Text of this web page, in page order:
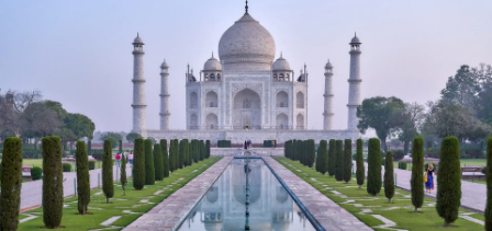
Zzp'ers internationaal onboarden en beheren
Ingewikkelde HR-taken eenvoudig uitbesteden
INFRASTRUCTUUR
Remote Embedded
HR naadloos in workflows integreren
Flexibele global HR en payroll solutions voor groeiende
bedrijven
Mid-market
Teams uitbreiden met HR solutions op maat
Betalingscalculator voor zzp'ers
Ontdek valuta-opties en betaalsnelheden voor
internationale zzp'ers
LEREN MET REMOTE
Onderzoek en gidsen
Casestudy's
Français
Deutsch
Español
Inloggen